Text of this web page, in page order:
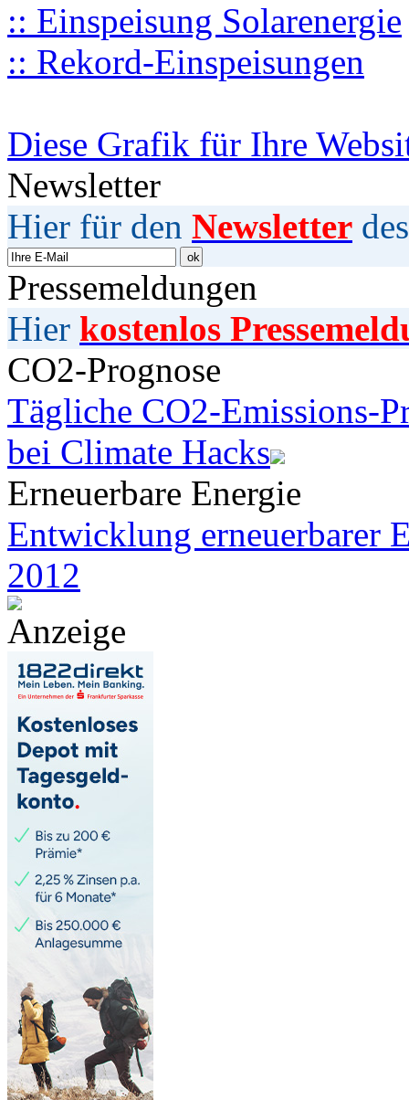
:: Einspeisung Solarenergie
:: Rekord-Einspeisungen
Diese Grafik für Ihre
Newsletter
Hier für den Newsletter
Pressemeldungen
Hier kostenlos
CO2-Prognose
Tägliche CO2-Emissions-
bei Climate Hacks
Erneuerbare Energie
Entwicklung erneuerbarer
2012
Anzeige